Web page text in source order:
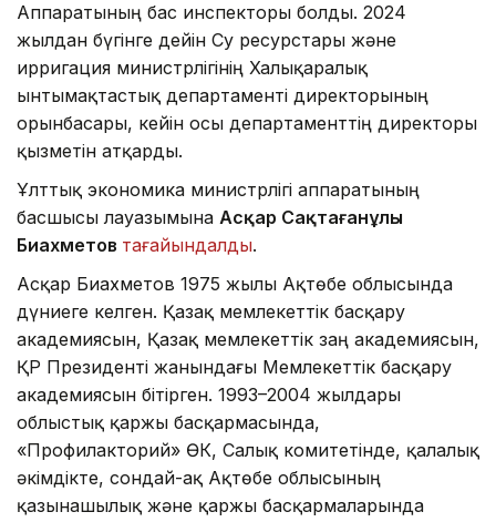
Аппаратының бас инспекторы болды. 2024
жылдан бүгінге дейін Су ресурстары және
ирригация министрлігінің Халықаралық
ынтымақтастық департаменті директорының
орынбасары, кейін осы департаменттің директоры
қызметін атқарды.
Ұлттық экономика министрлігі аппаратының
басшысы лауазымына Асқар Сақтағанұлы
Биахметов тағайындалды.
Асқар Биахметов 1975 жылы Ақтөбе облысында
дүниеге келген. Қазақ мемлекеттік басқару
академиясын, Қазақ мемлекеттік заң академиясын,
ҚР Президенті жанындағы Мемлекеттік басқару
академиясын бітірген. 1993–2004 жылдары
облыстық қаржы басқармасында,
«Профилакторий» ӨК, Салық комитетінде, қалалық
әкімдікте, сондай-ақ Ақтөбе облысының
қазынашылық және қаржы басқармаларында